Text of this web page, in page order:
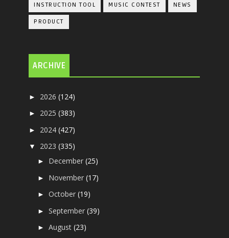
INSTRUCTION TOOL MUSIC CONTEST NEWS
PRODUCT
ARCHIVE
► 2026(124)
► 2025(383)
► 2024(427)
▼ 2023(335)
► December(25)
► November(17)
►October(19)
►September(39)
►August(23)